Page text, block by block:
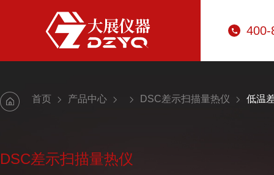
400-
首页 产品中心 DSC差示扫描量热仪 低温
DSC差示扫描量热仪